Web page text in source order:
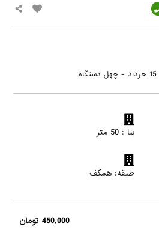
بنا : 50 متر
طبقه: همکف
450,000 تومان